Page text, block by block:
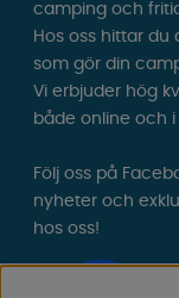
camping och
Hos oss hittar du
som gör din
Vi erbjuder hög
både online och i
Följ oss på
nyheter och
hos oss!